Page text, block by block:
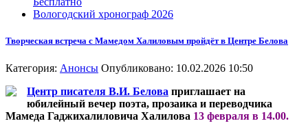
Вологодский хронограф 2026
Творческая встреча с Мамедом Халиловым пройдёт в Центре Белова
Категория: Анонсы Опубликовано: 10.02.2026 10:50
Центр писателя В.И. Белова приглашает на
юбилейный вечер поэта, прозаика и переводчика
Мамеда Гаджихалиловича Халилова 13 февраля в 14.00.